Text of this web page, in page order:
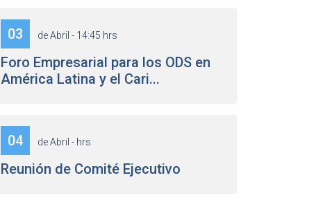
03 de Abril - 14:45 hrs
Foro Empresarial para los ODS en
América Latina y el Cari...
04 de Abril - hrs
Reunión de Comité Ejecutivo